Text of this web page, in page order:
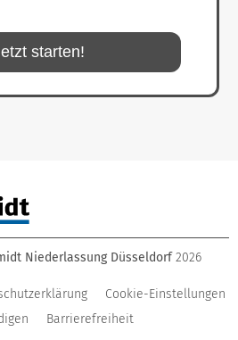
starten!
Niederlassung Düsseldorf 2026
Cookie-Einstellungen
Barrierefreiheit